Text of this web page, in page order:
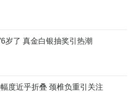
岁了 真金白银抽奖引热潮
度近乎折叠 颈椎负重引关注